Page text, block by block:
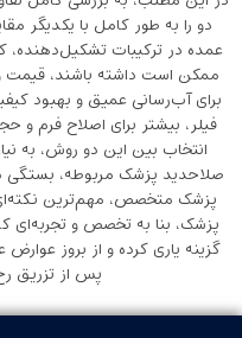
دو را به طور کامل با یکدیگر
عمده در ترکیبات تشکیل‌دهنده،
ممکن است داشته باشند،
برای آب‌رسانی عمیق و بهبود
فیلر، بیشتر برای اصلاح فرم
انتخاب بین این دو روش، به
صلاحدید پزشک مربوطه، بستگی
پزشک متخصص، مهم‌ترین نکته‌ای
پزشک، بنا به تخصص و تجربه‌ای
گزینه یاری کرده و از بروز
پس از تزریق